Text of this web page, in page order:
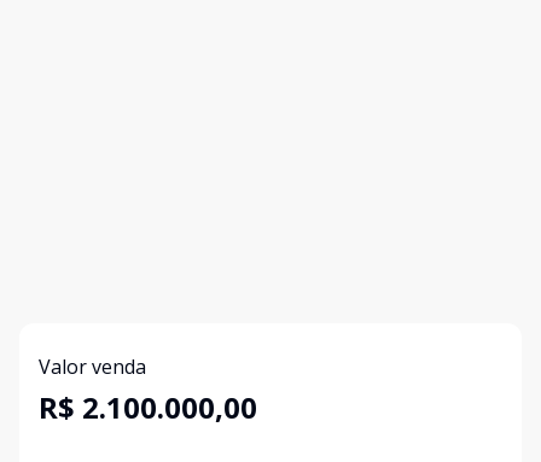
Valor venda
R$ 2.100.000,00